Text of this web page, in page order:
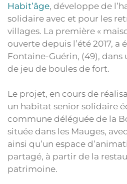
Habit’âge, développe de
solidaire avec et pour les
villages. La première «
ouverte depuis l’été 2017, a
Fontaine-Guérin, (49),
de jeu de boules de fort.
Le projet, en cours de
un habitat senior solidaire
commune déléguée de la
située dans les Mauges,
ainsi qu’un espace
partagé, à partir de la
patrimoine.